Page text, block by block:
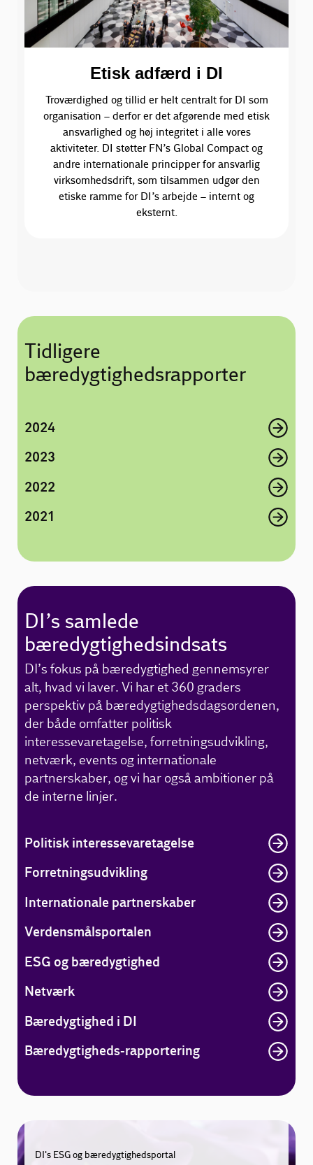
Etisk adfærd i DI
Troværdighed og tillid er helt centralt for DI som
organisation – derfor er det afgørende med etisk
ansvarlighed og høj integritet i alle vores
aktiviteter. DI støtter FN’s Global Compact og
andre internationale principper for ansvarlig
virksomhedsdrift, som tilsammen udgør den
etiske ramme for DI’s arbejde – internt og
eksternt.
Tidligere
bæredygtighedsrapporter
2024
2023
2022
2021
DI’s samlede
bæredygtighedsindsats
DI’s fokus på bæredygtighed gennemsyrer
alt, hvad vi laver. Vi har et 360 graders
perspektiv på bæredygtighedsdagsordenen,
der både omfatter politisk
interessevaretagelse, forretningsudvikling,
netværk, events og internationale
partnerskaber, og vi har også ambitioner på
de interne linjer.
Politisk interessevaretagelse
Forretningsudvikling
Internationale partnerskaber
Verdensmålsportalen
ESG og bæredygtighed
Netværk
Bæredygtighed i DI
Bæredygtigheds-rapportering
DI's ESG og bæredygtighedsportal